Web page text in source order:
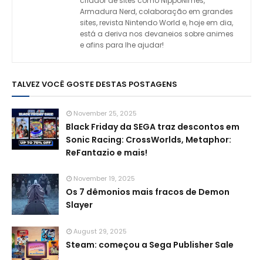
Armadura Nerd, colaboração em grandes
sites, revista Nintendo World e, hoje em dia,
está a deriva nos devaneios sobre animes
e afins para lhe ajudar!
TALVEZ VOCÊ GOSTE DESTAS POSTAGENS
November 25, 2025
Black Friday da SEGA traz descontos em
Sonic Racing: CrossWorlds, Metaphor:
ReFantazio e mais!
November 19, 2025
Os 7 dêmonios mais fracos de Demon
Slayer
August 29, 2025
Steam: começou a Sega Publisher Sale